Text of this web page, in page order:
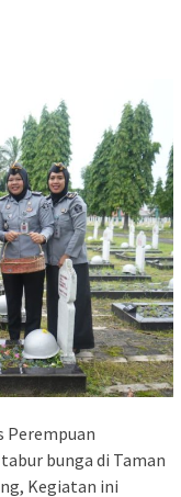
Perempuan
bunga di Taman
Kegiatan ini